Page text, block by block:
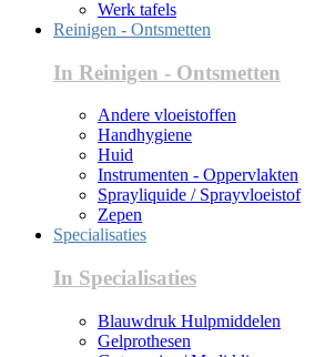
Werk tafels
Reinigen - Ontsmetten
In Reinigen - Ontsmetten
Andere vloeistoffen
Handhygiene
Huid
Instrumenten - Oppervlakten
Sprayliquide / Sprayvloeistof
Zepen
Specialisaties
In Specialisaties
Blauwdruk Hulpmiddelen
Gelprothesen